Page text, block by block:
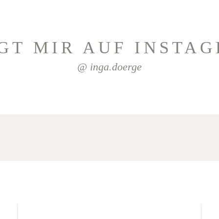
MIR AUF
@ inga.doerge